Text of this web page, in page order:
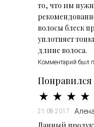
то, что им
волосы блеск
уплотняет
длине волоса.
Комментарий был
Понравился
21.08.2017